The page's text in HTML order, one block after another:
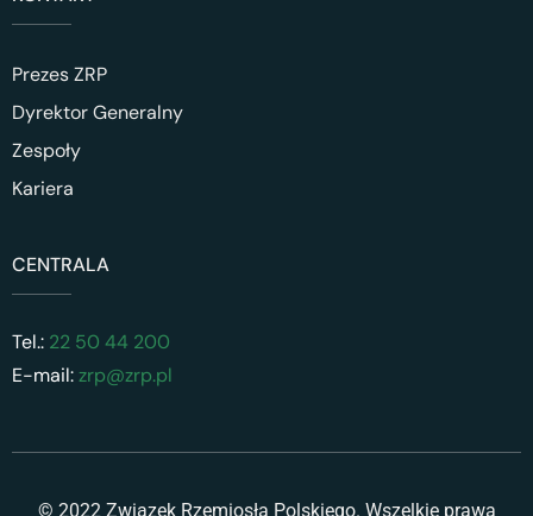
Prezes ZRP
Dyrektor Generalny
Zespoły
Kariera
CENTRALA
Tel.: 22 50 44 200
E-mail:zrp@zrp.pl
© 2022 Związek Rzemiosła Polskiego. Wszelkie prawa